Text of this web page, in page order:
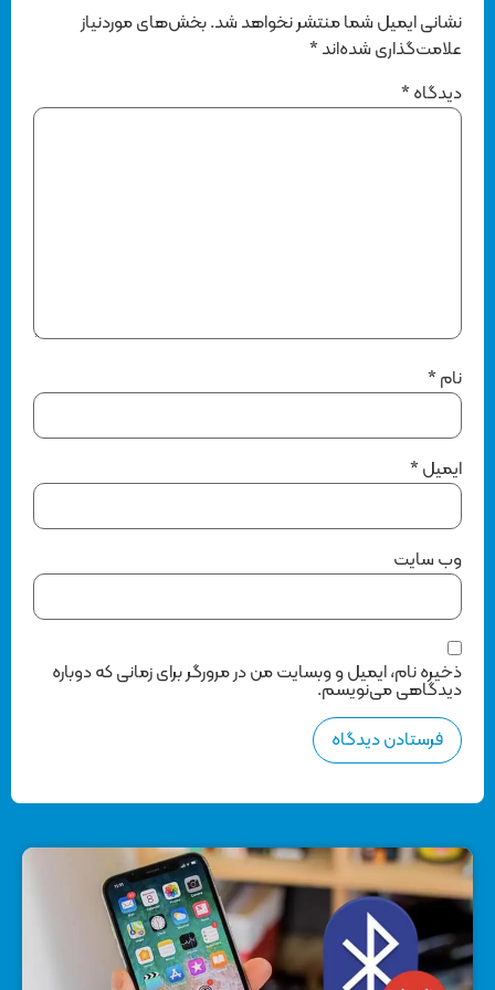
نشانی ایمیل شما منتشر نخواهد شد. بخش‌های موردنیاز
علامت‌گذاری شده‌اند*
دیدگاه*
*
ایمیل*
وب‌ سایت
ذخیره نام، ایمیل و وبسایت من در مرورگر برای زمانی که دوباره
دیدگاهی می‌نویسم.